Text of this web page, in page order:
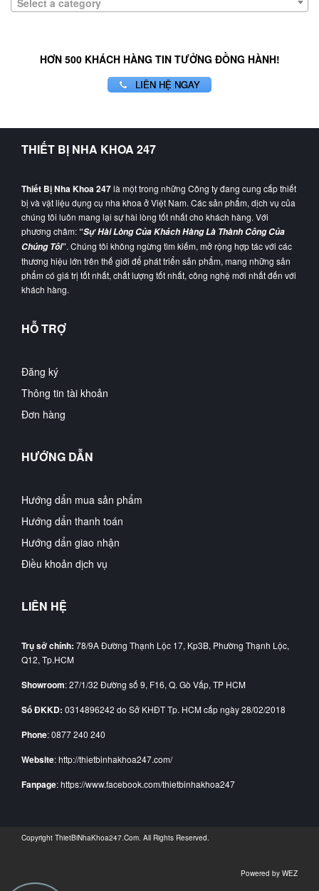
Select a category
HƠN 500 KHÁCH HÀNG TIN TƯỞNG ĐỒNG HÀNH!
LIÊN HỆ NGAY
THIẾT BỊ NHA KHOA 247
Thiết Bị Nha Khoa 247là một trong những Công ty đang cung cấp thiết
bị và vật liệu dụng cụ nha khoa ở Việt Nam. Các sản phẩm, dịch vụ của
chúng tôi luôn mang lại sự hài lòng tốt nhất cho khách hàng. Với
phương châm:“Sự Hài Lòng Của Khách Hàng Là Thành Công Của
Chúng Tôi”. Chúng tôi không ngừng tìm kiếm, mở rộng hợp tác với các
thương hiệu lớn trên thế giới để phát triển sản phẩm, mang những sản
phẩm có giá trị tốt nhất, chất lượng tốt nhất, công nghệ mới nhất đến với
khách hàng.
HỖ TRỢ
Đăng ký
Thông tin tài khoản
Đơn hàng
HƯỚNG DẪN
Hướng dẩn mua sản phẩm
Hướng dẩn thanh toán
Hướng dẩn giao nhận
Điều khoản dịch vụ
LIÊN HỆ
Trụ sở chính: 78/9A Đường Thạnh Lộc 17, Kp3B, Phường Thạnh Lộc,
Q12, Tp.HCM
Showroom: 27/1/32 Đường số 9, F16, Q. Gò Vấp, TP HCM
Số ĐKKD: 0314896242 do Sở KHĐT Tp. HCM cấp ngày 28/02/2018
Phone: 0877 240 240
Website: http://thietbinhakhoa247.com/
Fanpage: https://www.facebook.com/thietbinhakhoa247
Copyright ThietBiNhaKhoa247.Com . All Rights Reserved.
Powered by WEZ